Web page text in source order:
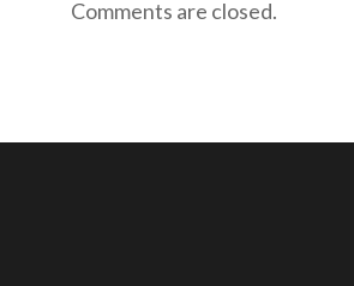
Comments are closed.